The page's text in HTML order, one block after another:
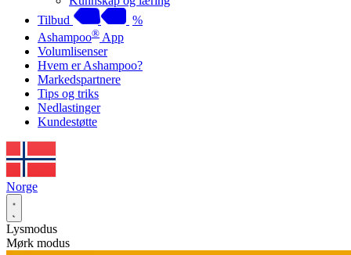
Tilbud
%
Ashampoo® App
Volumlisenser
Hvem er Ashampoo?
Markedspartnere
Tips og triks
Nedlastinger
Kundestøtte
Norge
Lysmodus
Mørk modus